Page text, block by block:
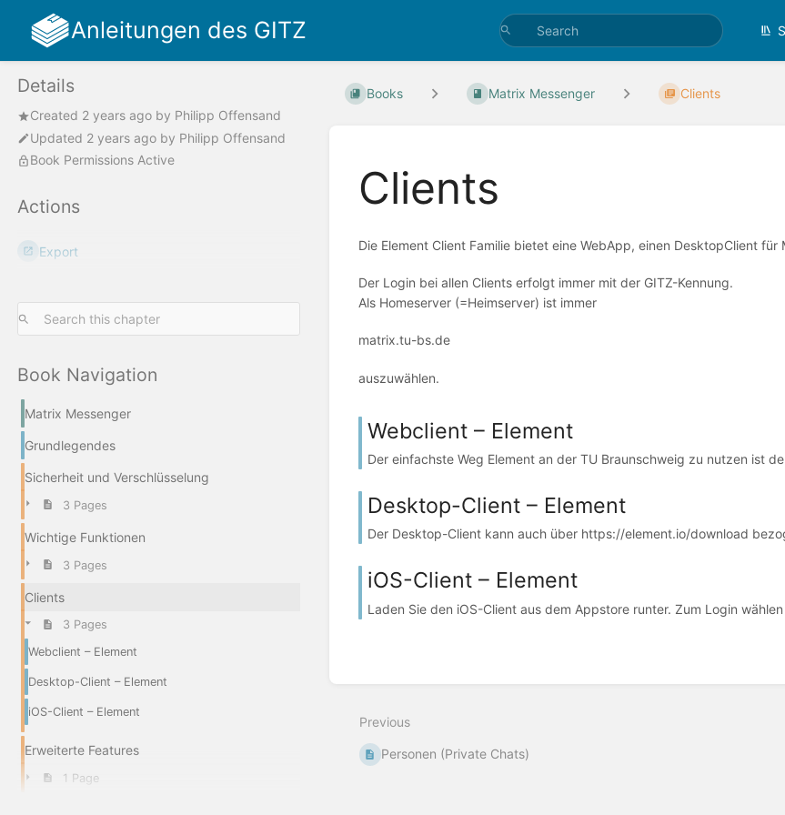
Anleitungen des GITZ
Details
Created 2 years ago by Philipp Offensand
Updated 2 years ago by Philipp Offensand
Book Permissions Active
Actions
Export
Book Navigation
Matrix Messenger
Grundlegendes
Sicherheit und Verschlüsselung
3 Pages
Wichtige Funktionen
3 Pages
Clients
3 Pages
Webclient – Element
Desktop-Client – Element
iOS-Client – Element
Erweiterte Features
1 Page
Books Matrix Messenger Clients
Clients
Die Element Client Familie bietet eine WebApp, einen DesktopClient
Der Login bei allen Clients erfolgt immer mit der GITZ-Kennung.
Als Homeserver (=Heimserver) ist immer
matrix.tu-bs.de
auszuwählen.
Webclient – Element
Der einfachste Weg Element an der TU Braunschweig zu nutzen ist
Desktop-Client – Element
Der Desktop-Client kann auch über https://element.io/download
iOS-Client – Element
Laden Sie den iOS-Client aus dem Appstore runter. Zum Login
Previous
Personen (Private Chats)